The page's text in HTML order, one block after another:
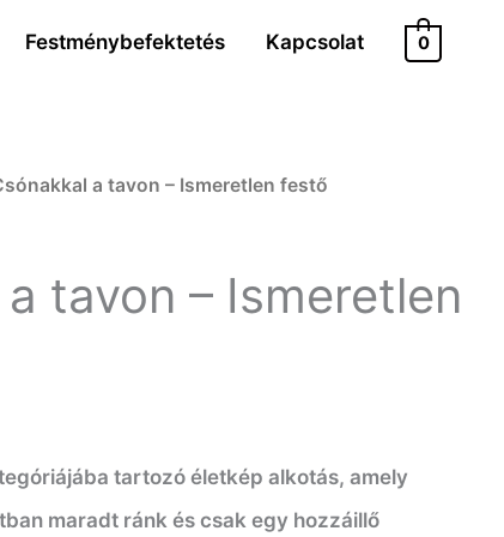
Festménybefektetés Kapcsolat 0
a tavon – Ismeretlen festő
tavon – Ismeretlen
tartozó életkép alkotás, amely
maradt ránk és csak egy hozzáillő